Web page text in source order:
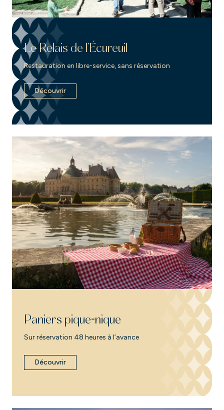
Le Relais de l’Écureuil
Restauration en libre-service, sans réservation
Découvrir
Paniers pique-nique
Sur réservation 48 heures à l’avance
Découvrir